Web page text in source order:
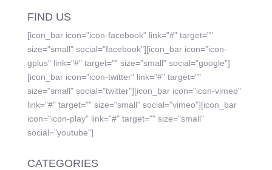
FIND US
[icon_bar icon="icon-facebook" link="#" target=""
size="small" social="facebook"][icon_bar icon="icon-
gplus" link="#" target="" size="small" social="google"]
[icon_bar icon="icon-twitter" link="#" target=""
size="small" social="twitter"][icon_bar icon="icon-vimeo"
link="#" target="" size="small" social="vimeo"][icon_bar
icon="icon-play" link="#" target="" size="small"
social="youtube"]
CATEGORIES